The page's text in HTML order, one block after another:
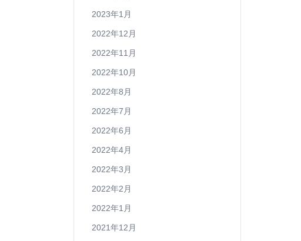
2023年1月
2022年12月
2022年11月
2022年10月
2022年8月
2022年7月
2022年6月
2022年4月
2022年3月
2022年2月
2022年1月
2021年12月